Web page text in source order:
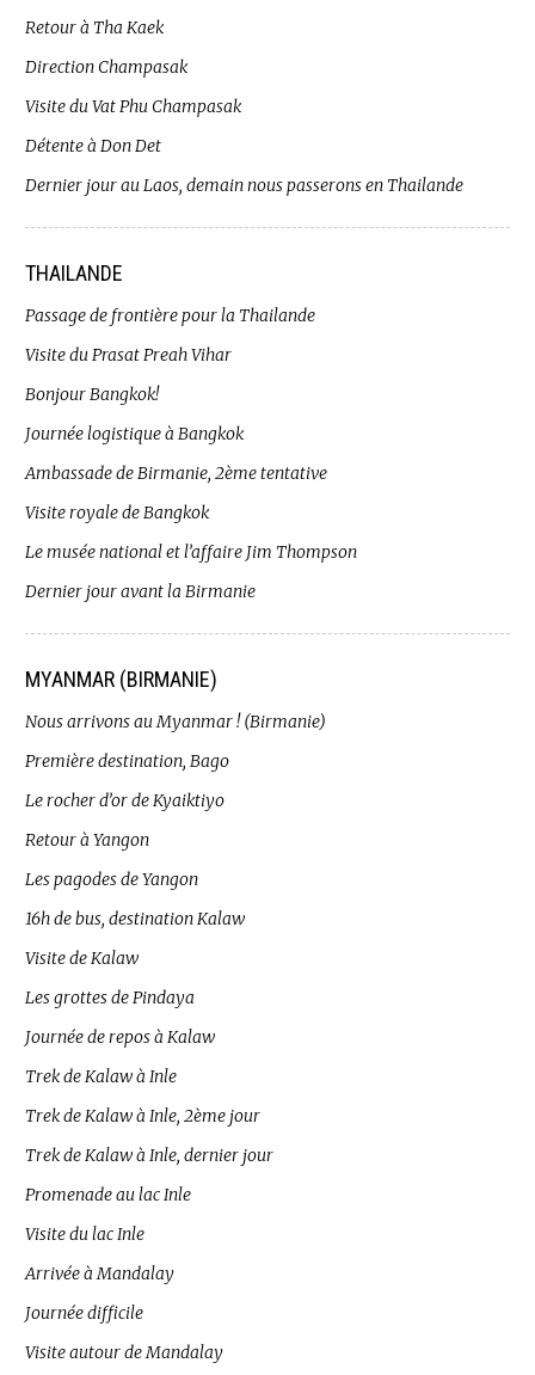
Retour à Tha Kaek
Direction Champasak
Visite du Vat Phu Champasak
Détente à Don Det
Dernier jour au Laos, demain nous passerons en Thailande
THAILANDE
Passage de frontière pour la Thailande
Visite du Prasat Preah Vihar
Bonjour Bangkok!
Journée logistique à Bangkok
Ambassade de Birmanie, 2ème tentative
Visite royale de Bangkok
Le musée national et l’affaire Jim Thompson
Dernier jour avant la Birmanie
MYANMAR (BIRMANIE)
Nous arrivons au Myanmar ! (Birmanie)
Première destination, Bago
Le rocher d’or de Kyaiktiyo
Retour à Yangon
Les pagodes de Yangon
16h de bus, destination Kalaw
Visite de Kalaw
Les grottes de Pindaya
Journée de repos à Kalaw
Trek de Kalaw à Inle
Trek de Kalaw à Inle, 2ème jour
Trek de Kalaw à Inle, dernier jour
Promenade au lac Inle
Visite du lac Inle
Arrivée à Mandalay
Journée difficile
Visite autour de Mandalay